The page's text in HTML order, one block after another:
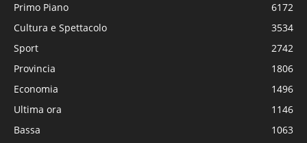
Primo Piano
6172
Cultura e Spettacolo
3534
Sport
2742
Provincia
1806
Economia
1496
Ultima ora
1146
Bassa
1063